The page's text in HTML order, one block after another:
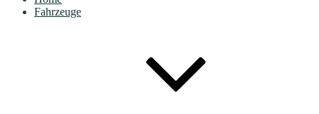
Fahrzeuge